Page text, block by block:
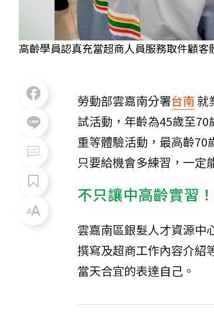
高齡學員認真充當超商人員服務取件顧
勞動部雲嘉南分署台南 就
試活動，年齡為45歲至
重等體驗活動，最高齡
只要給機會多練習，一定
不只讓中高齡實習
雲嘉南區銀髮人才資源中
撰寫及超商工作內容介紹
當天合宜的表達自己。